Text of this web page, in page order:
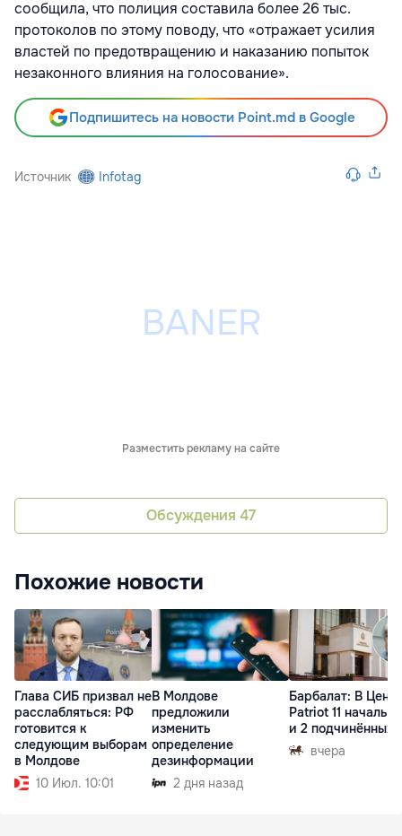
сообщила, что полиция составила более 26 тыс.
протоколов по этому поводу, что «отражает усилия
властей по предотвращению и наказанию попыток
незаконного влияния на голосование».
Подпишитесь на новости Point.md в Google
Источник Infotag
Разместить рекламу на сайте
Обсуждения 47
Похожие новости
Глава СИБ призвал не
расслабляться: РФ
готовится к
следующим выборам
в Молдове
10 Июл. 10:01
В Молдове
предложили
изменить
определение
дезинформации
2 дня назад
Барбалат: В
Patriot 11
и 2 подчинённых
вчера